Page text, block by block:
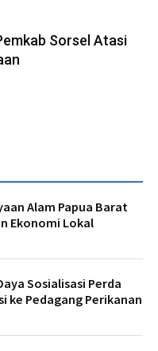
Sorsel Atasi
Alam Papua Barat
Ekonomi Lokal
Sosialisasi Perda
ke Pedagang Perikanan